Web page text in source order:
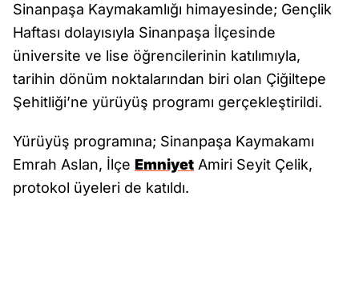
Sinanpaşa Kaymakamlığı himayesinde; Gençlik
Haftası dolayısıyla Sinanpaşa İlçesinde
üniversite ve lise öğrencilerinin katılımıyla,
tarihin dönüm noktalarından biri olan Çiğiltepe
Şehitliği’ne yürüyüş programı gerçekleştirildi.
Yürüyüş programına; Sinanpaşa Kaymakamı
Emrah Aslan, İlçe Emniyet Amiri Seyit Çelik,
protokol üyeleri de katıldı.